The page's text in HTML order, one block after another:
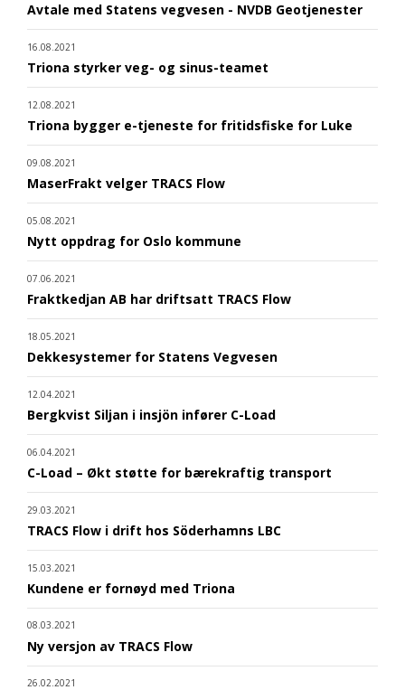
Avtale med Statens vegvesen - NVDB Geotjenester
16.08.2021
Triona styrker veg- og sinus-teamet
12.08.2021
Triona bygger e-tjeneste for fritidsfiske for Luke
09.08.2021
MaserFrakt velger TRACS Flow
05.08.2021
Nytt oppdrag for Oslo kommune
07.06.2021
Fraktkedjan AB har driftsatt TRACS Flow
18.05.2021
Dekkesystemer for Statens Vegvesen
12.04.2021
Bergkvist Siljan i insjön infører C-Load
06.04.2021
C-Load – Økt støtte for bærekraftig transport
29.03.2021
TRACS Flow i drift hos Söderhamns LBC
15.03.2021
Kundene er fornøyd med Triona
08.03.2021
Ny versjon av TRACS Flow
26.02.2021